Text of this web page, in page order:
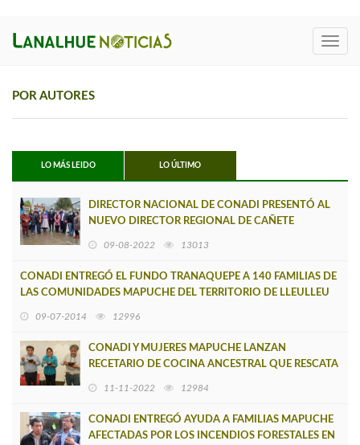
POR AUTORES
LO MÁS LEIDO LO ÚLTIMO
DIRECTOR NACIONAL DE CONADI PRESENTÓ AL
NUEVO DIRECTOR REGIONAL DE CAÑETE
09-08-2022 13013
CONADI ENTREGÓ EL FUNDO TRANAQUEPE A 140 FAMILIAS DE
LAS COMUNIDADES MAPUCHE DEL TERRITORIO DE LLEULLEU
09-07-2014 12996
CONADI Y MUJERES MAPUCHE LANZAN
RECETARIO DE COCINA ANCESTRAL QUE RESCATA
11-11-2022 12984
CONADI ENTREGÓ AYUDA A FAMILIAS MAPUCHE
AFECTADAS POR LOS INCENDIOS FORESTALES EN